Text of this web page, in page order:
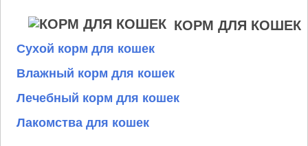
КОРМ ДЛЯ КОШЕК
Сухой корм для кошек
Влажный корм для кошек
Лечебный корм для кошек
Лакомства для кошек